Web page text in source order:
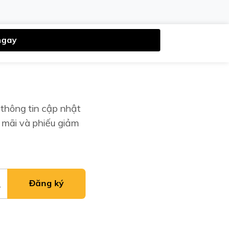
tin cập nhật
và phiếu giảm
Đăng ký